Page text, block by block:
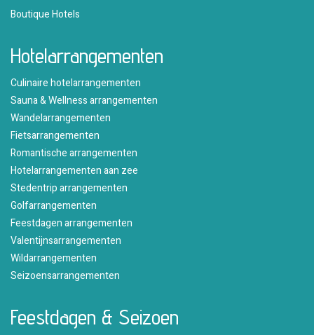
Boutique Hotels
Hotelarrangementen
Culinaire hotelarrangementen
Sauna & Wellness arrangementen
Wandelarrangementen
Fietsarrangementen
Romantische arrangementen
Hotelarrangementen aan zee
Stedentrip arrangementen
Golfarrangementen
Feestdagen arrangementen
Valentijnsarrangementen
Wildarrangementen
Seizoensarrangementen
Feestdagen & Seizoen